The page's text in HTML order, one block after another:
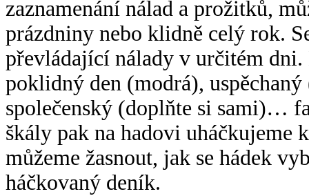
zaznamenání nálad a prožitků,
prázdniny nebo klidně celý rok.
převládající nálady v určitém
poklidný den (modrá),
společenský (doplňte si sami)…
škály pak na hadovi uháčkujeme
můžeme žasnout, jak se hádek
háčkovaný deník.